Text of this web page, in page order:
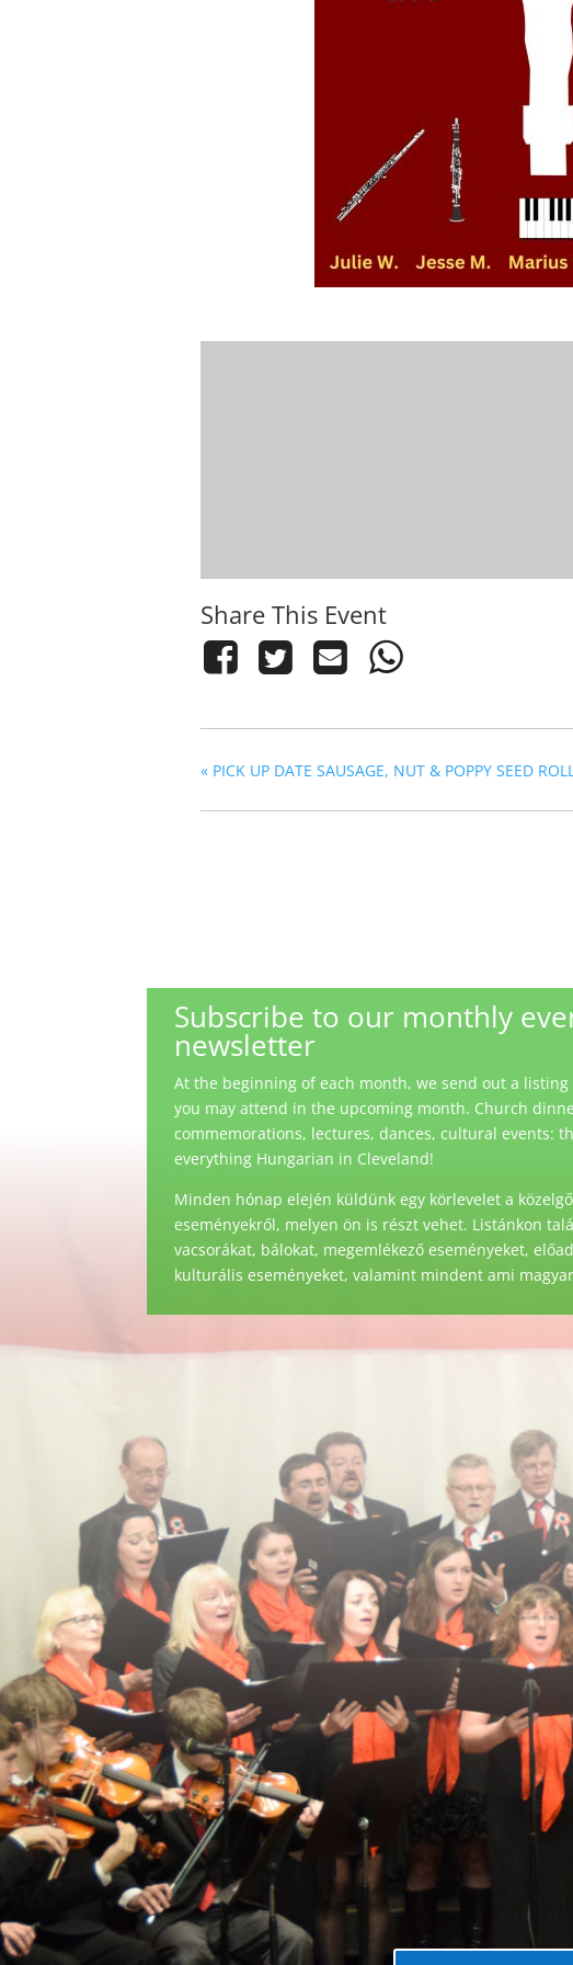
Share This Event
« PICK UP DATE SAUSAGE, NUT & POPPY SEED
Subscribe to our monthly
newsletter
At the beginning of each month, we send out a
you may attend in the upcoming month. Church
commemorations, lectures, dances, cultural events:
everything Hungarian in Cleveland!
Minden hónap elején küldünk egy körlevelet a
eseményekről, melyen ön is részt vehet. Listánkon
vacsorákat, bálokat, megemlékező eseményeket,
kulturális eseményeket, valamint mindent ami